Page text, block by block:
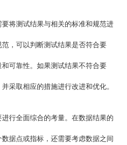
将测试结果与相关的标准和规范进
，可以判断测试结果是否符合要
可靠性。如果测试结果不符合要
采取相应的措施进行改进和优化。
行全面综合的考量。在数据结果的
据点或指标，还需要考虑数据之间